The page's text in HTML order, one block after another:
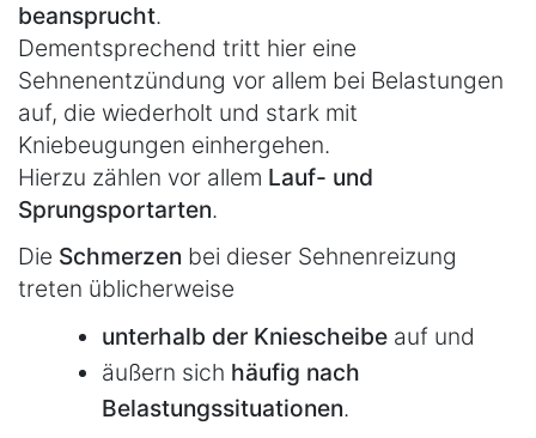
beansprucht.
Dementsprechend tritt hier eine
Sehnenentzündung vor allem bei Belastungen
auf, die wiederholt und stark mit
Kniebeugungen einhergehen.
Hierzu zählen vor allem Lauf- und
Sprungsportarten.
Die Schmerzen bei dieser Sehnenreizung
treten üblicherweise
unterhalb der Kniescheibe auf und
äußern sich häufig nach
Belastungssituationen.